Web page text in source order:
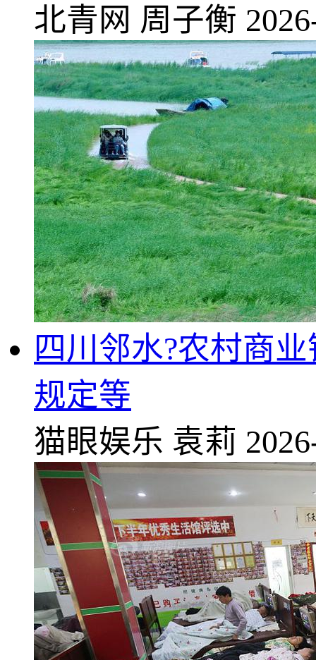
北青网 周子衡
四川邻水?农村商
规定等
猫眼娱乐 袁莉